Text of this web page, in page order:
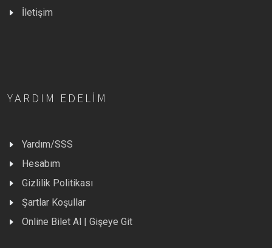
İletişim
YARDIM EDELIM
Yardım/SSS
Hesabım
Gizlilik Politikası
Şartlar Koşullar
Online Bilet Al | Gişeye Git